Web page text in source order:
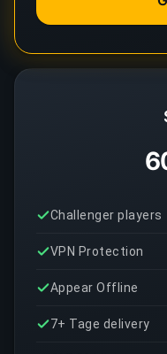
Challenger players
VPN Protection
Appear Offline
7+ Tage delivery